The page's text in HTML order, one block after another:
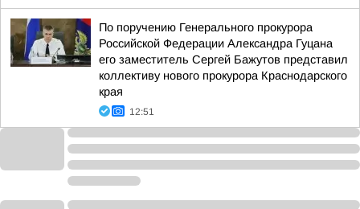
По поручению Генерального прокурора
Российской Федерации Александра Гуцана
его заместитель Сергей Бажутов представил
коллективу нового прокурора Краснодарского
края
12:51